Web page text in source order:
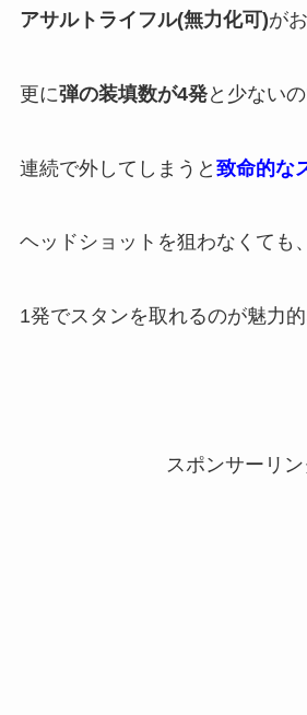
アサルトライフル(無力化可)が
更に弾の装填数が4発と少ないの
連続で外してしまうと 致命的な
ヘッドショットを狙わなくても、
1発でスタンを取れるのが魅力的
スポンサーリン